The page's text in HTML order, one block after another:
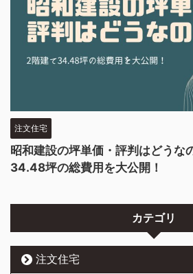
注文住宅
昭和建設の坪単価・評判はどうな
34.48坪の総費用を大公開！
カテゴリ
注文住宅